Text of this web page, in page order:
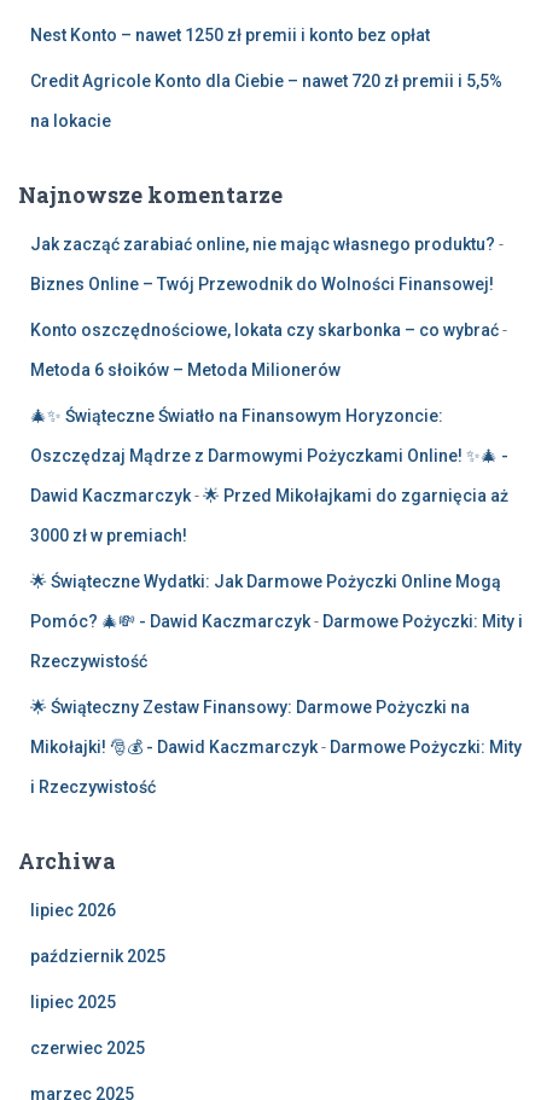
Nest Konto – nawet 1250 zł premii i konto bez opłat
Credit Agricole Konto dla Ciebie – nawet 720 zł premii i 5,5%
na lokacie
Najnowsze komentarze
Jak zacząć zarabiać online, nie mając własnego produktu? -
Biznes Online – Twój Przewodnik do Wolności Finansowej!
Konto oszczędnościowe, lokata czy skarbonka – co wybrać-
Metoda 6 słoików – Metoda Milionerów
🎄✨ Świąteczne Światło na Finansowym Horyzoncie:
Oszczędzaj Mądrze z Darmowymi Pożyczkami Online! ✨🎄 -
Dawid Kaczmarczyk-🌟 Przed Mikołajkami do zgarnięcia aż
3000 zł w premiach!
🌟 Świąteczne Wydatki: Jak Darmowe Pożyczki Online Mogą
Pomóc? 🎄💸 - Dawid Kaczmarczyk- Darmowe Pożyczki: Mity i
Rzeczywistość
🌟 Świąteczny Zestaw Finansowy: Darmowe Pożyczki na
Mikołajki! 🎅💰 - Dawid Kaczmarczyk- Darmowe Pożyczki: Mity
i Rzeczywistość
Archiwa
lipiec 2026
październik 2025
lipiec 2025
czerwiec 2025
marzec 2025